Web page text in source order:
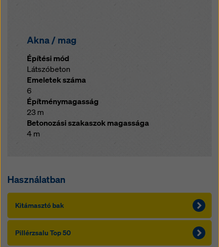
Akna / mag
Építési mód
Látszóbeton
Emeletek száma
6
Építménymagasság
23 m
Betonozási szakaszok magassága
4 m
Használatban
Kitámasztó bak
Pillérzsalu Top 50